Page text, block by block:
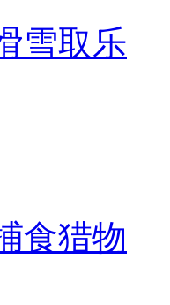
雪取乐
食猎物